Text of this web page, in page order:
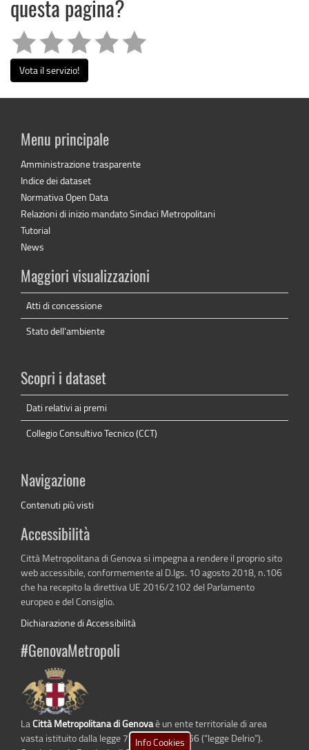
questa pagina?
Vota il servizio!
Menu principale
Amministrazione trasparente
Indice dei dataset
Normativa Open Data
Relazioni di inizio mandato Sindaci Metropolitani
Tutorial
News
Maggiori visualizzazioni
Atti di concessione
Stato dell'ambiente
Scopri i dataset
Dati relativi ai premi
Collegio Consultivo Tecnico (CCT)
Navigazione
Contenuti più visti
Accessibilità
Città Metropolitana di Genova si impegna a rendere il proprio sito
web accessibile, conformemente al D.lgs. 10 agosto 2018, n.106
che ha recepito la direttiva UE 2016/2102 del Parlamento
europeo e del Consiglio.
Dichiarazione di Accessibilità
#GenovaMetropoli
LaCittà Metropolitana di Genovaè un ente territoriale di area
vasta istituito dalla legge 7 aprile 2014 n. 56 (“legge Delrio”).
Info Cookies